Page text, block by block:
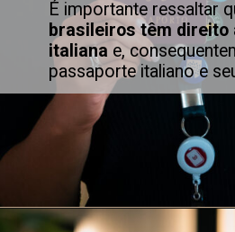
É importante ressaltar
brasileiros têm direito
italiana e,
passaporte italiano e